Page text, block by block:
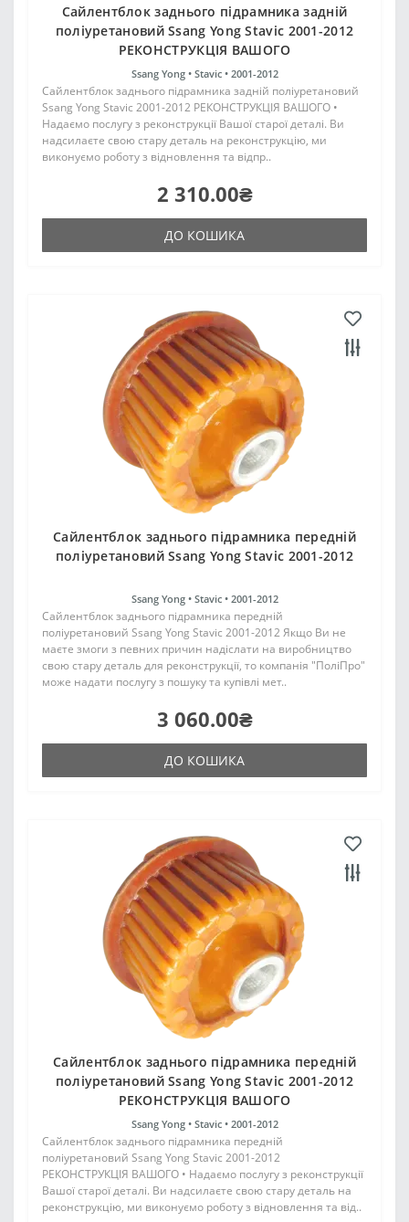
Сайлентблок заднього підрамника задній
поліуретановий Ssang Yong Stavic 2001-2012
РЕКОНСТРУКЦІЯ ВАШОГО
Ssang Yong • Stavic • 2001-2012
Сайлентблок заднього підрамника задній поліуретановий
Ssang Yong Stavic 2001-2012 РЕКОНСТРУКЦІЯ ВАШОГО •
Надаємо послугу з реконструкції Вашої старої деталі. Ви
надсилаєте свою стару деталь на реконструкцію, ми
виконуємо роботу з відновлення та відпр..
2 310.00₴
ДО КОШИКА
Сайлентблок заднього підрамника передній
поліуретановий Ssang Yong Stavic 2001-2012
Ssang Yong • Stavic • 2001-2012
Сайлентблок заднього підрамника передній
поліуретановий Ssang Yong Stavic 2001-2012 Якщо Ви не
маєте змоги з певних причин надіслати на виробництво
свою стару деталь для реконструкції, то компанія "ПоліПро"
може надати послугу з пошуку та купівлі мет..
3 060.00₴
ДО КОШИКА
Сайлентблок заднього підрамника передній
поліуретановий Ssang Yong Stavic 2001-2012
РЕКОНСТРУКЦІЯ ВАШОГО
Ssang Yong • Stavic • 2001-2012
Сайлентблок заднього підрамника передній
поліуретановий Ssang Yong Stavic 2001-2012
РЕКОНСТРУКЦІЯ ВАШОГО • Надаємо послугу з реконструкції
Вашої старої деталі. Ви надсилаєте свою стару деталь на
реконструкцію, ми виконуємо роботу з відновлення та від..